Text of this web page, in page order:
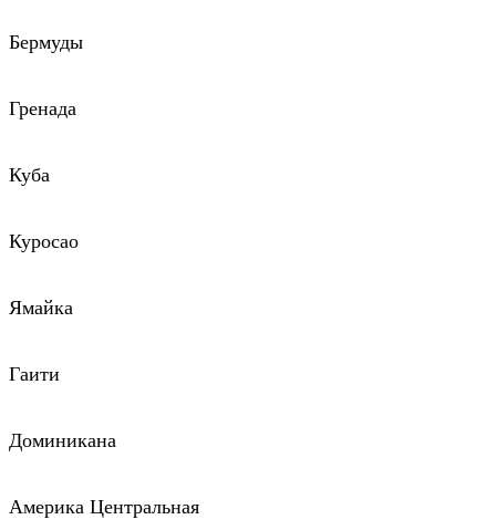
Бермуды
Гренада
Куба
Куросао
Ямайка
Гаити
Доминикана
Америка Центральная